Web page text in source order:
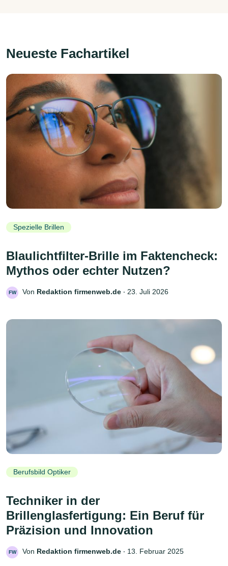
Neueste Fachartikel
Spezielle Brillen
Blaulichtfilter-Brille im Faktencheck:
Mythos oder echter Nutzen?
FW Von Redaktion firmenweb.de ‧ 23. Juli 2026
Berufsbild Optiker
Techniker in der
Brillenglasfertigung: Ein Beruf für
Präzision und Innovation
FW Von Redaktion firmenweb.de ‧ 13. Februar 2025